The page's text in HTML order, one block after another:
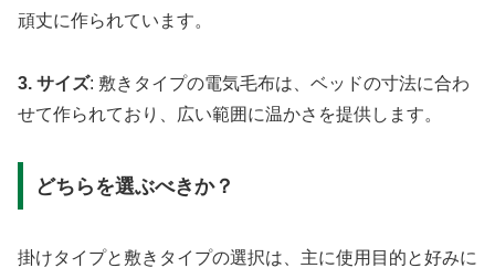
頑丈に作られています。
3. サイズ: 敷きタイプの電気毛布は、ベッドの寸法に合わ
せて作られており、広い範囲に温かさを提供します。
どちらを選ぶべきか？
掛けタイプと敷きタイプの選択は、主に使用目的と好みに